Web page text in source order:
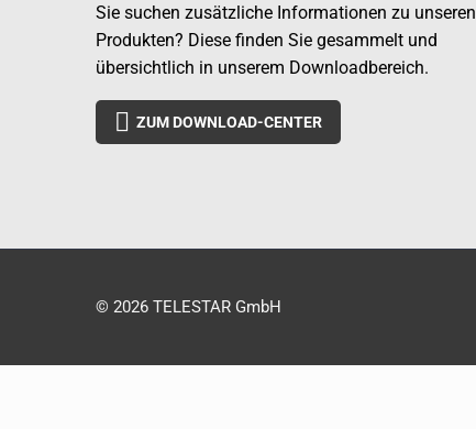
Sie suchen zusätzliche Informationen zu unseren
Produkten? Diese finden Sie gesammelt und
übersichtlich in unserem Downloadbereich.
 ZUM DOWNLOAD-CENTER
© 2026 TELESTAR GmbH